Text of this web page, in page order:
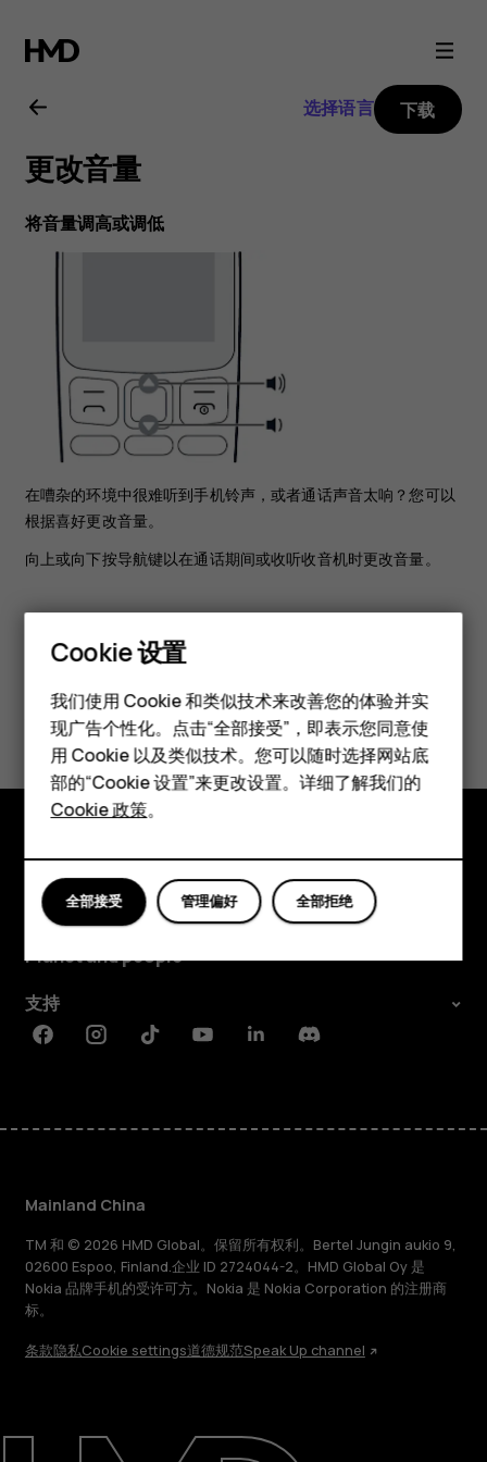
Nokia
105
(2017)
用
户
指
智能手机
经典手机
配件
平板电脑
选择语言 下载
更改音量
将音量调高或调低
在嘈杂的环境中很难听到手机铃声，或者通话声音太响？您可以
根据喜好更改音量。
向上或向下按导航键以在通话期间或收听收音机时更改音量。
此信息对您是否有帮助？
是 否
探索
关于
Planet and people
支持
FacebookInstagramTiktokYoutubeLinkedinDiscord
Mainland China
TM 和 © 2026 HMD Global。保留所有权利。Bertel Jungin aukio 9,
02600 Espoo, Finland.企业 ID 2724044-2。HMD Global Oy 是
Nokia 品牌手机的受许可方。Nokia 是 Nokia Corporation 的注册商
标。
条款隐私Cookie settings道德规范Speak Up channel
Cookie 设置
我们使用 Cookie 和类似技术来改善您的体验并实
现广告个性化。点击“全部接受”，即表示您同意使
用 Cookie 以及类似技术。您可以随时选择网站底
部的“Cookie 设置”来更改设置。详细了解我们的
Cookie 政策。
全部拒绝
管理偏好
全部接受